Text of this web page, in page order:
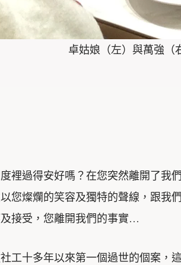
卓姑娘（左）與萬強（
裡過得安好嗎？在您突然離開了我
您燦爛的笑容及獨特的聲線，跟我
接受，您離開我們的事實…
工十多年以來第一個過世的個案，